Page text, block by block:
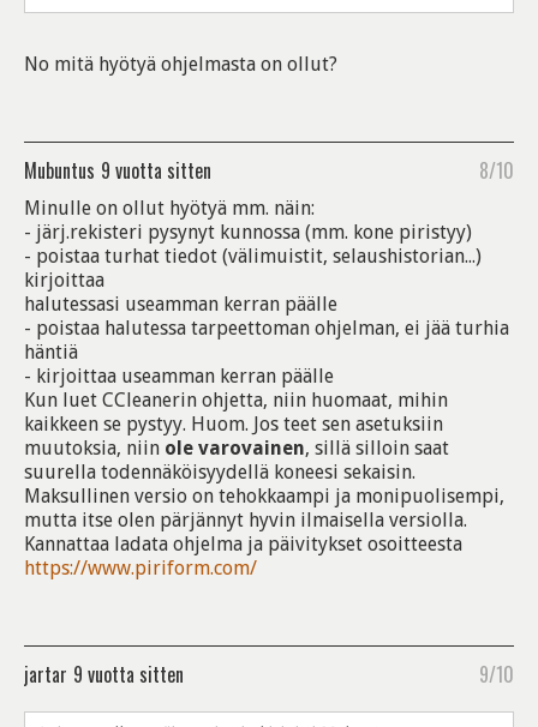
No mitä hyötyä ohjelmasta on ollut?
Mubuntus 9 vuotta sitten 8/10
Minulle on ollut hyötyä mm. näin:
- järj.rekisteri pysynyt kunnossa (mm. kone piristyy)
- poistaa turhat tiedot (välimuistit, selaushistorian...)
kirjoittaa
halutessasi useamman kerran päälle
- poistaa halutessa tarpeettoman ohjelman, ei jää turhia
häntiä
- kirjoittaa useamman kerran päälle
Kun luet CCleanerin ohjetta, niin huomaat, mihin
kaikkeen se pystyy. Huom. Jos teet sen asetuksiin
muutoksia, niin ole varovainen, sillä silloin saat
suurella todennäköisyydellä koneesi sekaisin.
Maksullinen versio on tehokkaampi ja monipuolisempi,
mutta itse olen pärjännyt hyvin ilmaisella versiolla.
Kannattaa ladata ohjelma ja päivitykset osoitteesta
https://www.piriform.com/
jartar 9 vuotta sitten 9/10